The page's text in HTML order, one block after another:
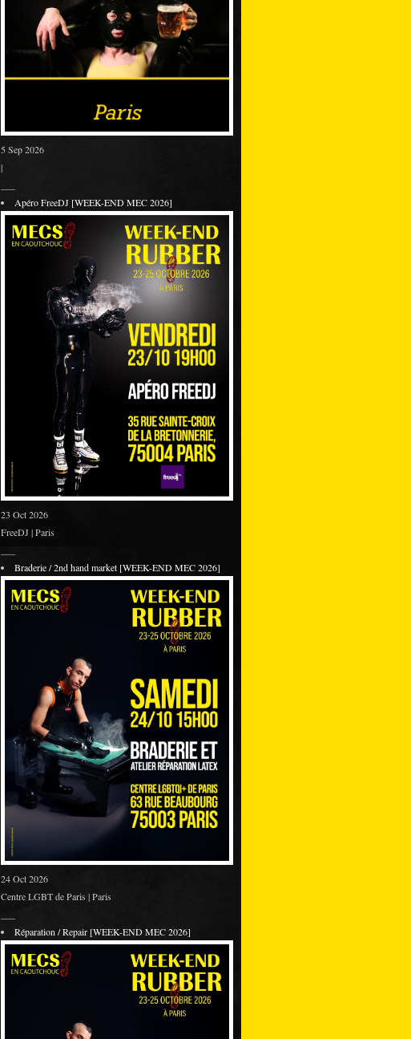
5 Sep 2026
|
Apéro FreeDJ [WEEK-END MEC 2026]
23 Oct 2026
FreeDJ | Paris
Braderie / 2nd hand market [WEEK-END MEC 2026]
24 Oct 2026
Centre LGBT de Paris | Paris
Réparation / Repair [WEEK-END MEC 2026]